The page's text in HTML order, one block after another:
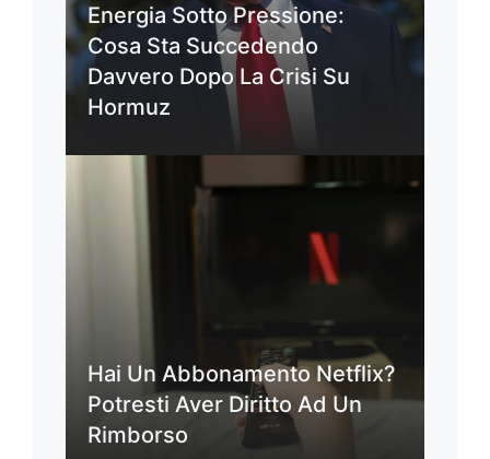
Energia Sotto Pressione:
Cosa Sta Succedendo
Davvero Dopo La Crisi Su
Hormuz
Hai Un Abbonamento Netflix?
Potresti Aver Diritto Ad Un
Rimborso